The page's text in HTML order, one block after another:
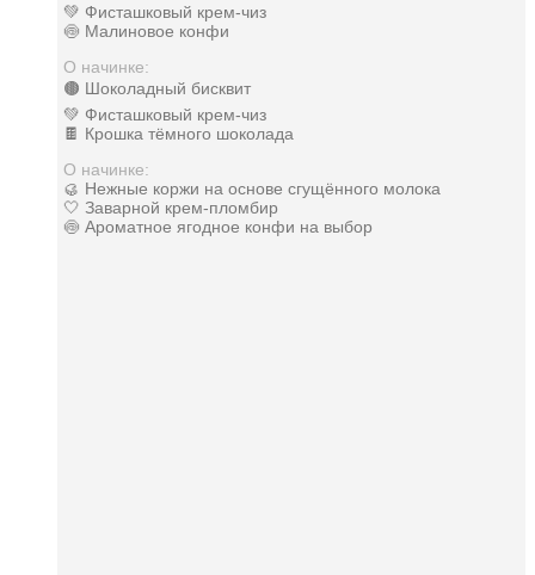
💚 Фисташковый крем-чиз
🍥 Малиновое конфи
О начинке:
🟤 Шоколадный бисквит
💚 Фисташковый крем-чиз
🍫 Крошка тёмного шоколада
О начинке:
🥮 Нежные коржи на основе сгущённого молока
🤍 Заварной крем-пломбир
🍥 Ароматное ягодное конфи на выбор